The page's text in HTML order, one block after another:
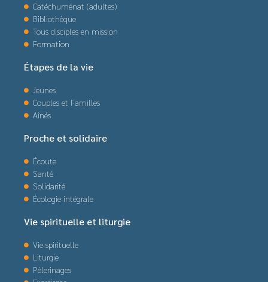
Catéchuménat (adultes)
Bibliothèque
Tous disciples en mission
Formation
Étapes de la vie
Jeunes
Couples et Familles
Aînés
Proche et solidaire
Écoute
Santé
Solidarité
Écologie intégrale
Vie spirituelle et liturgie
Vie spirituelle
Liturgie
Pèlerinages